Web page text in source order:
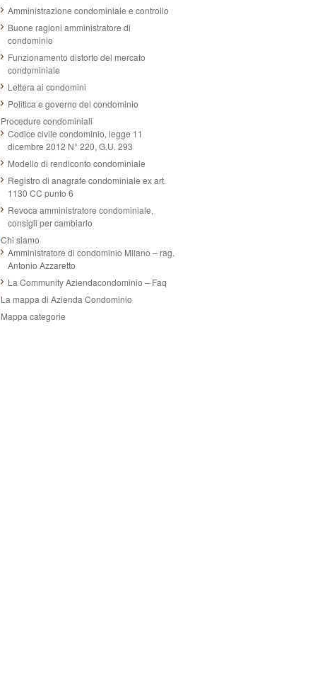
Amministrazione condominiale e controllo
Buone ragioni amministratore di
condominio
Funzionamento distorto del mercato
condominiale
Lettera ai condomini
Politica e governo del condominio
Procedure condominiali
Codice civile condominio, legge 11
dicembre 2012 N° 220, G.U. 293
Modello di rendiconto condominiale
Registro di anagrafe condominiale ex art.
1130 CC punto 6
Revoca amministratore condominiale,
consigli per cambiarlo
Chi siamo
Amministratore di condominio Milano – rag.
Antonio Azzaretto
La Community Aziendacondominio – Faq
La mappa di Azienda Condominio
Mappa categorie